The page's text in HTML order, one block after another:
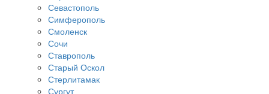
Севастополь
Симферополь
Смоленск
Сочи
Ставрополь
Старый Оскол
Стерлитамак
Сургут